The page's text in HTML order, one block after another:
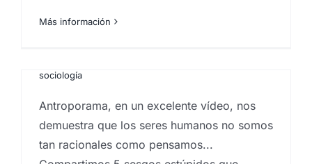
Más información
de marketing en las Islas Canarias
sociología
Antroporama, en un excelente vídeo, nos
demuestra que los seres humanos no somos
tan racionales como pensamos...